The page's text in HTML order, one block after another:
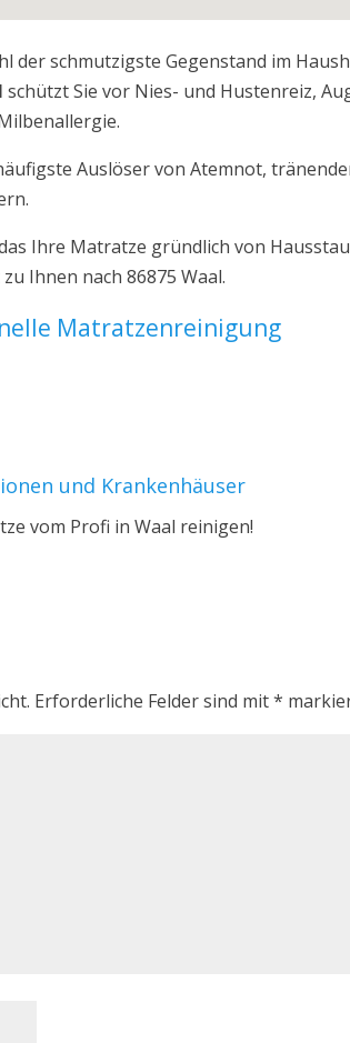
der schmutzigste Gegenstand im
schützt Sie vor Nies- und Hustenreiz,
Auslöser von Atemnot,
Ihre Matratze gründlich von
Ihnen nach 86875 Waal.
Matratzenreinigung
und Krankenhäuser
vom Profi in Waal reinigen!
Erforderliche Felder sind mit*